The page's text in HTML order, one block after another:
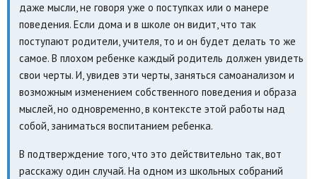
даже мысли, не говоря уже о поступках или о манере
поведения. Если дома и в школе он видит, что так
поступают родители, учителя, то и он будет делать то же
самое. В плохом ребенке каждый родитель должен увидеть
свои черты. И, увидев эти черты, заняться самоанализом и
возможным изменением собственного поведения и образа
мыслей, но одновременно, в контексте этой работы над
собой, заниматься воспитанием ребенка.
В подтверждение того, что это действительно так, вот
расскажу один случай. На одном из школьных собраний